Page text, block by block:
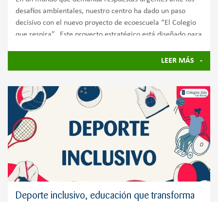
desafíos ambientales, nuestro centro ha dado un paso
decisivo con el nuevo proyecto de ecoescuela “El Colegio
que respira”. Este proyecto estratégico está diseñado para
LEER MÁS
Deporte inclusivo, educación que transforma